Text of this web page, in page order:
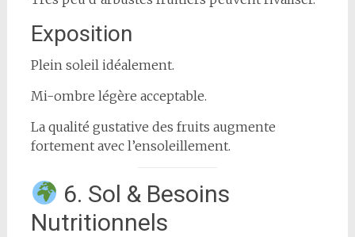
Exposition
Plein soleil idéalement.
Mi-ombre légère acceptable.
La qualité gustative des fruits augmente
fortement avec l’ensoleillement.
6. Sol & Besoins
Nutritionnels